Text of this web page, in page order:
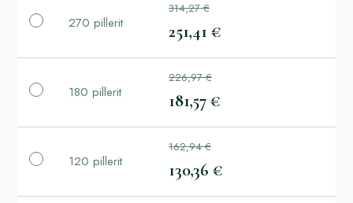
270 pillerit
314,27 €
251,41 €
180 pillerit
226,97 €
181,57 €
120 pillerit
162,94 €
130,36 €